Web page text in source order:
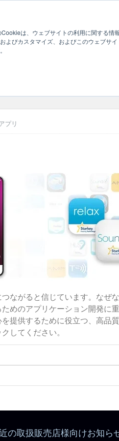
は、ウェブサイトの利用に関する
よびカスタマイズ、およびこのウェブサ
プリ
ながると信じています。なぜ
めのアプリケーション開発に
提供するために役立つ、高品
してください。
の取扱販売店様向けお知ら